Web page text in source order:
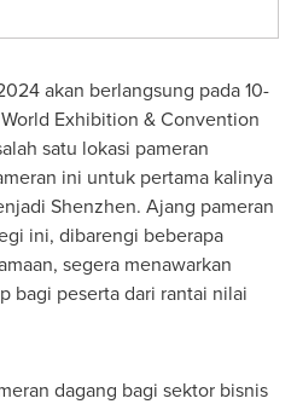
akan berlangsung pada10-
Exhibition & Convention
satu lokasi pameran
ini untuk pertama kalinya
Shenzhen. Ajang pameran
ini, dibarengi beberapa
segera menawarkan
bagi peserta dari rantai nilai
dagang bagi sektor bisnis